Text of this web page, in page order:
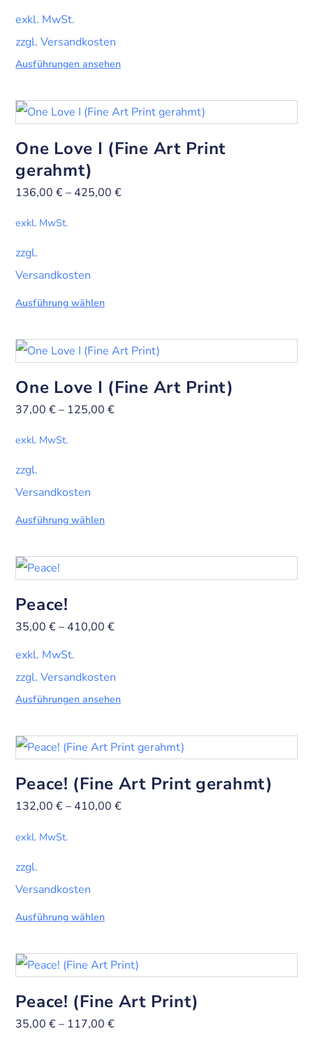
exkl. MwSt.
zzgl. Versandkosten
Ausführungen ansehen
One Love I (Fine Art Print
gerahmt)
136,00€– 425,00€
exkl. MwSt.
zzgl.
Versandkosten
Ausführung wählen
One Love I (Fine Art Print)
37,00€– 125,00€
exkl. MwSt.
zzgl.
Versandkosten
Ausführung wählen
Peace!
35,00€– 410,00€
exkl. MwSt.
zzgl. Versandkosten
Ausführungen ansehen
Peace! (Fine Art Print gerahmt)
132,00€– 410,00€
exkl. MwSt.
zzgl.
Versandkosten
Ausführung wählen
Peace! (Fine Art Print)
35,00€– 117,00€